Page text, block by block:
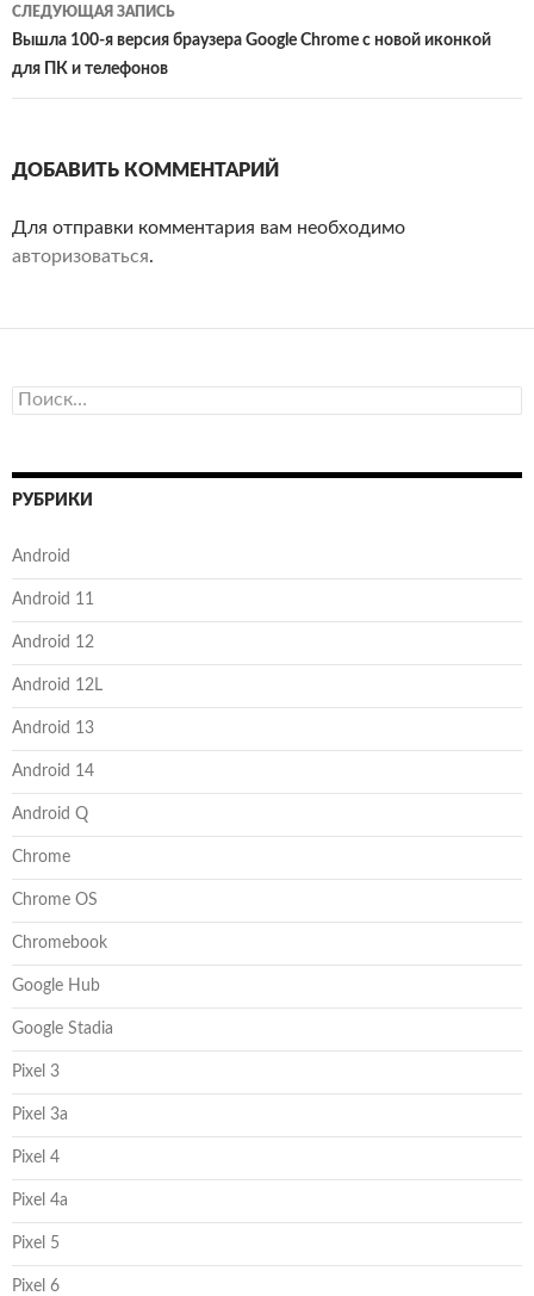
СЛЕДУЮЩАЯ ЗАПИСЬ
Вышла 100-я версия браузера Google Chrome с новой иконкой
для ПК и телефонов
ДОБАВИТЬ КОММЕНТАРИЙ
Для отправки комментария вам необходимо
авторизоваться.
Найти:
РУБРИКИ
Android
Android 11
Android 12
Android 12L
Android 13
Android 14
Android Q
Chrome
Chrome OS
Chromebook
Google Hub
Google Stadia
Pixel 3
Pixel 3a
Pixel 4
Pixel 4a
Pixel 5
Pixel 6